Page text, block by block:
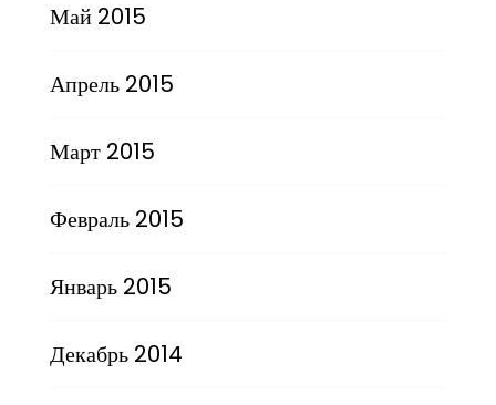
Май 2015
Апрель 2015
Март 2015
Февраль 2015
Январь 2015
Декабрь 2014